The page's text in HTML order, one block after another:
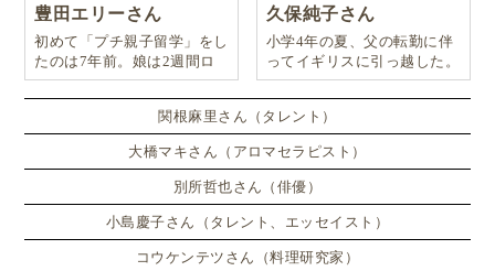
豊田エリーさん
初めて「プチ親子留学」をし
たのは7年前。娘は2週間ロ
ンドンのサマースクールに通
い、英語劇に挑戦したり、
久保純子さん
小学4年の夏、父の転勤に伴
ってイギリスに引っ越した。
関根麻里さん（タレント）
大橋マキさん（アロマセラピスト）
別所哲也さん（俳優）
小島慶子さん（タレント、エッセイスト）
コウケンテツさん（料理研究家）